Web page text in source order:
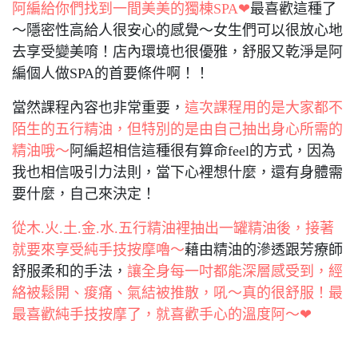
阿編給你們找到一間美美的獨棟SPA❤最喜歡這種了
～隱密性高給人很安心的感覺～女生們可以很放心地
去享受變美唷！店內環境也很優雅，舒服又乾淨是阿
編個人做SPA的首要條件啊！！
當然課程內容也非常重要， 這次課程用的是大家都不
陌生的五行精油，但特別的是由自己抽出身心所需的
精油哦～ 阿編超相信這種很有算命feel的方式，因為
我也相信吸引力法則，當下心裡想什麼，還有身體需
要什麼，自己來決定！
從木.火.土.金.水.五行精油裡抽出一罐精油後，接著
就要來享受純手技按摩嚕～藉由精油的滲透跟芳療師
舒服柔和的手法， 讓全身每一吋都能深層感受到，經
絡被鬆開、痠痛、氣結被推散，吼～真的很舒服！最
最喜歡純手技按摩了，就喜歡手心的溫度阿～❤